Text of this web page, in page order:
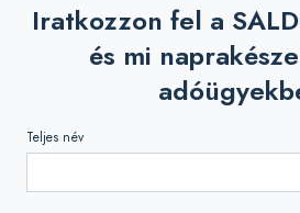
Iratkozzon fel a
és mi
Teljes név